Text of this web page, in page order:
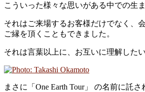
こういった様々な思いがある中での生
それはご来場するお客様だけでなく、
ご縁を頂くこともできました。
それは言葉以上に、お互いに理解した
まさに「One Earth Tour」 の名前に託